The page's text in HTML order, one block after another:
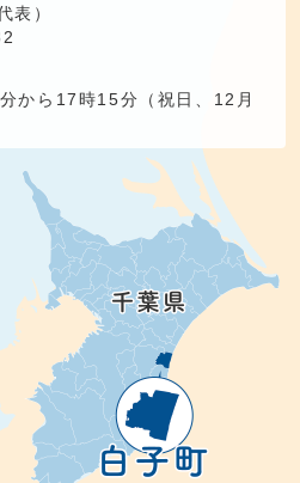
表）
から17時15分（祝日、12月